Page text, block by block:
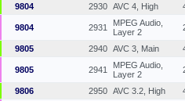
9804 2930 AVC 4, High
9804 2931
MPEG Audio,
Layer 2
9805 2940 AVC 3, Main
9805 2941
MPEG Audio,
Layer 2
9806 2950 AVC 3.2, High